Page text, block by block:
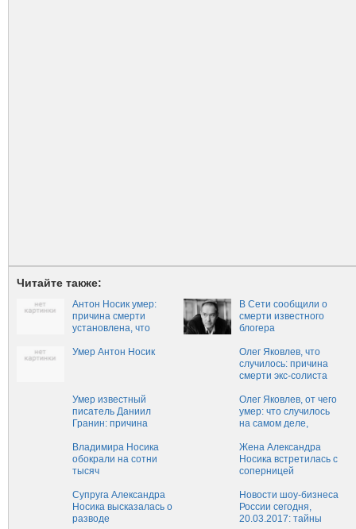
Читайте также:
Антон Носик умер:
причина смерти
установлена, что
В Сети сообщили о
смерти известного
блогера
Умер Антон Носик
Олег Яковлев, что
случилось: причина
смерти экс-солиста
Умер известный
писатель Даниил
Гранин: причина
Олег Яковлев, от чего
умер: что случилось
на самом деле,
Владимира Носика
обокрали на сотни
тысяч
Жена Александра
Носика встретилась с
соперницей
Супруга Александра
Носика высказалась о
разводе
Новости шоу-бизнеса
России сегодня,
20.03.2017: тайны